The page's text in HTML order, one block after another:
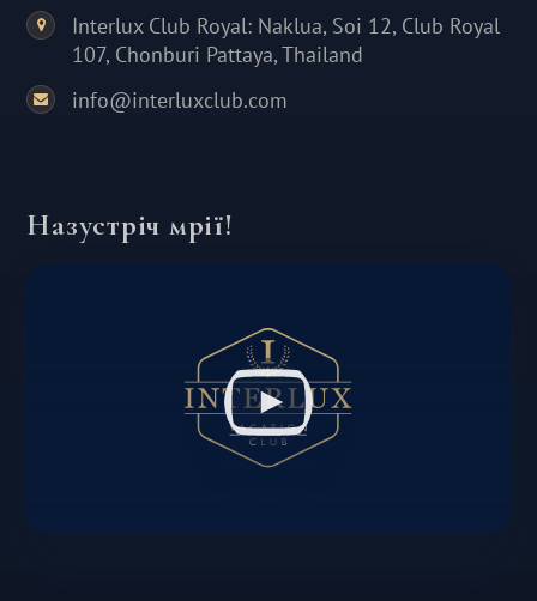
Interlux Club Royal: Naklua, Soi 12, Club Royal
107, Chonburi Pattaya, Thailand
info@interluxclub.com
Назустріч мрії!